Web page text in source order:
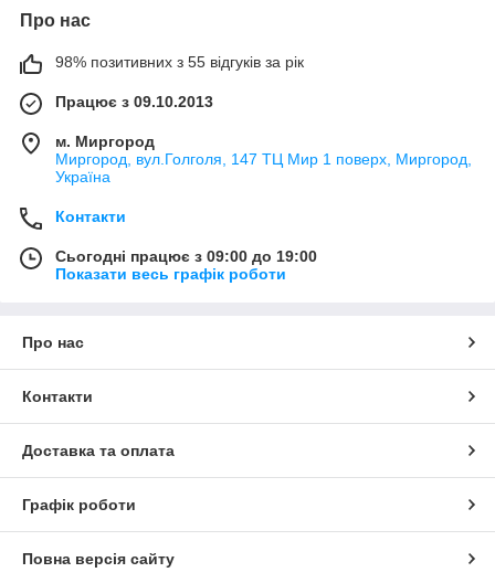
Про нас
98% позитивних з 55 відгуків за рік
Працює з 09.10.2013
м. Миргород
Миргород, вул.Голголя, 147 ТЦ Мир 1 поверх, Миргород,
Україна
Контакти
Сьогодні працює з 09:00 до 19:00
Показати весь графік роботи
Про нас
Контакти
Доставка та оплата
Графік роботи
Повна версія сайту